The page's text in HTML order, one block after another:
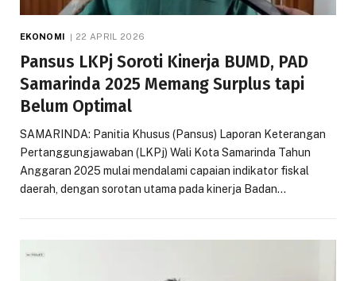
EKONOMI 22 APRIL 2026
Pansus LKPj Soroti Kinerja BUMD, PAD
Samarinda 2025 Memang Surplus tapi
Belum Optimal
SAMARINDA: Panitia Khusus (Pansus) Laporan Keterangan
Pertanggungjawaban (LKPj) Wali Kota Samarinda Tahun
Anggaran 2025 mulai mendalami capaian indikator fiskal
daerah, dengan sorotan utama pada kinerja Badan…